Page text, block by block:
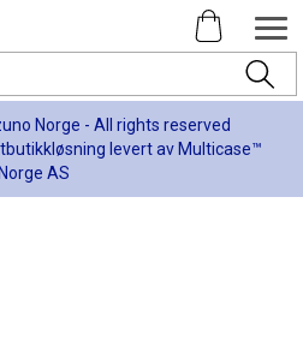
Norge - All rights reserved
levert av Multicase™
Norge AS